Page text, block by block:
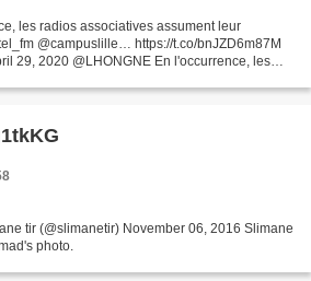
les radios associatives assument leur
@campuslille… https://t.co/bnJZD6m87M
29, 2020 @LHONGNE En l'occurrence, les
tir (@slimanetir) November 06, 2016 Slimane
photo.